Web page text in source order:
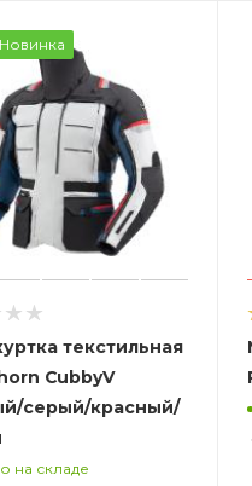
Новинка
текстильная
CubbyV
серый/красный/
на складе